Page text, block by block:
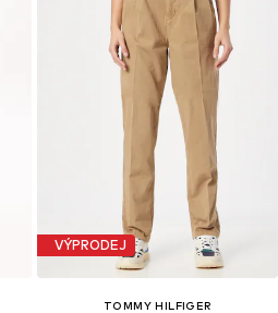
VÝPRODEJ
TOMMY HILFIGER